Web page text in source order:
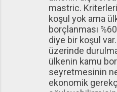
mastric.
koşul yok ama
borçlanması
diye bir koşul
üzerinde
ülkenin kamu
seyretmesinin
ekonomik